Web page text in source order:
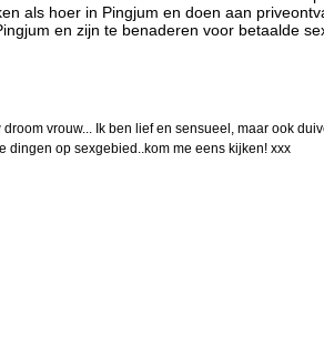
als hoer in Pingjum en doen aan
en zijn te benaderen voor betaalde
droom vrouw... Ik ben lief en sensueel, maar ook
dingen op sexgebied..kom me eens kijken! xxx